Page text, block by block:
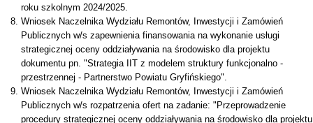
roku szkolnym 2024/2025.
Wniosek Naczelnika Wydziału Remontów, Inwestycji i Zamówień
Publicznych w/s zapewnienia finansowania na wykonanie usługi
strategicznej oceny oddziaływania na środowisko dla projektu
dokumentu pn. "Strategia IIT z modelem struktury funkcjonalno -
przestrzennej - Partnerstwo Powiatu Gryfińskiego".
Wniosek Naczelnika Wydziału Remontów, Inwestycji i Zamówień
Publicznych w/s rozpatrzenia ofert na zadanie: "Przeprowadzenie
procedury strategicznej oceny oddziaływania na środowisko dla projektu